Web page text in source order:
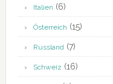
Italien (6)
Österreich (15)
Russland(7)
Schweiz (16)